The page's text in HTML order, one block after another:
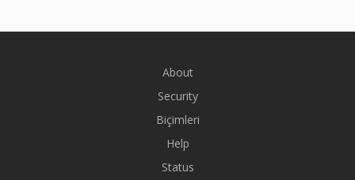
About
Security
Biçimleri
Help
Status